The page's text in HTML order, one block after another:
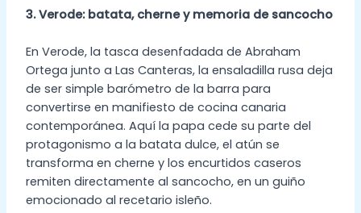
3. Verode: batata, cherne y memoria de sancocho
En Verode, la tasca desenfadada de Abraham
Ortega junto a Las Canteras, la ensaladilla rusa deja
de ser simple barómetro de la barra para
convertirse en manifiesto de cocina canaria
contemporánea. Aquí la papa cede su parte del
protagonismo a la batata dulce, el atún se
transforma en cherne y los encurtidos caseros
remiten directamente al sancocho, en un guiño
emocionado al recetario isleño.